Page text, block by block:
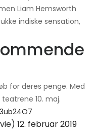
Liam Hemsworth
indiske sensation,
for deres penge. Med
teatrene 10. maj.
12. februar 2019